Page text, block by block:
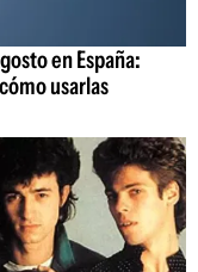
en España:
usarlas